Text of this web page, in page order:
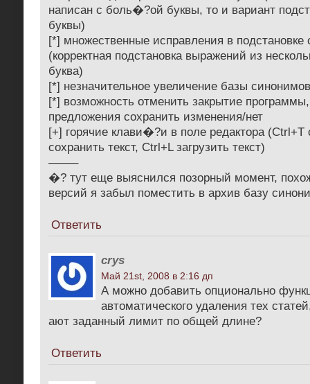
написан с боль�?ой буквы, то и вариант
буквы)
[*] множественные исправления в подстановке
(корректная подстановка выражений из
буква)
[*] незначительное увеличение базы синонимов
[*] возможность отменить закрытие
предложения сохранить изменения/нет
[+] горячие клави�?и в поле редактора (Ctrl+T
сохранить текст, Ctrl+L загрузить текст)
——–
�? тут еще выяснился позорный момент,
версий я забыл поместить в архив базу
Ответить
crys
Май 21st, 2008 в 2:16 дп
А можно добавить опционально
автоматического удаления тех
ают заданный лимит по общей длине?
Ответить